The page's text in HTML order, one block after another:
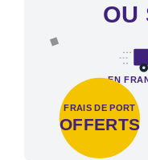
OU
EN
FRAIS DE PORT
OFFERTS